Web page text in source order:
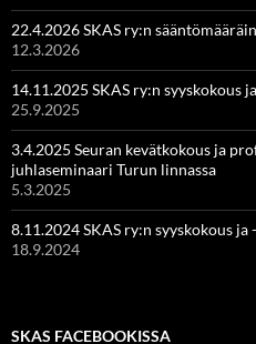
22.4.2026 SKAS ry:n
12.3.2026
14.11.2025 SKAS ry:n syyskokous
25.9.2025
3.4.2025 Seuran kevätkokous ja
juhlaseminaari Turun linnassa
5.3.2025
8.11.2024 SKAS ry:n syyskokous ja
18.9.2024
SKAS FACEBOOKISSA